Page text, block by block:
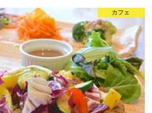
カフェ